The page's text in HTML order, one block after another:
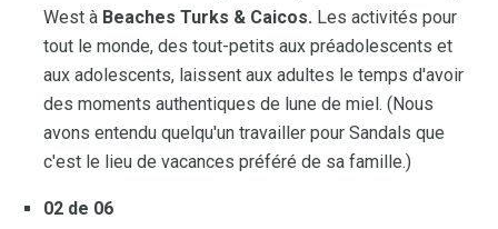
West à Beaches Turks & Caicos. Les activités pour
tout le monde, des tout-petits aux préadolescents et
aux adolescents, laissent aux adultes le temps d'avoir
des moments authentiques de lune de miel. (Nous
avons entendu quelqu'un travailler pour Sandals que
c'est le lieu de vacances préféré de sa famille.)
02 de 06